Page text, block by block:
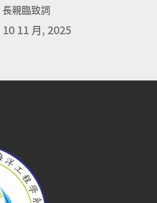
長親臨致詞
10 11 月, 2025